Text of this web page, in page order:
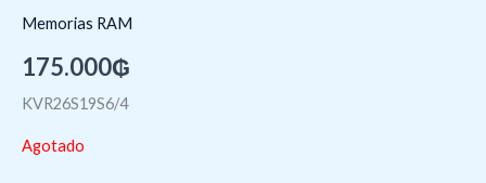
Memorias RAM
175.000₲
KVR26S19S6/4
Agotado